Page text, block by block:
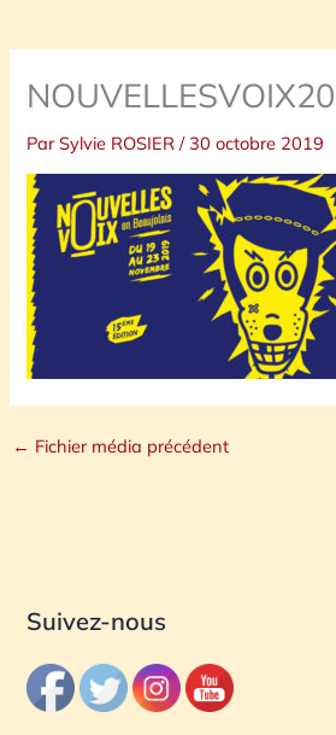
ParSylvie ROSIER/ 30 octobre 2019
← Fichier média précédent
Suivez-nous